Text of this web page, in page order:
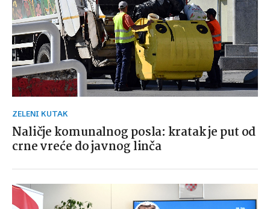
ZELENI KUTAK
Naličje komunalnog posla: kratak je put od
crne vreće do javnog linča